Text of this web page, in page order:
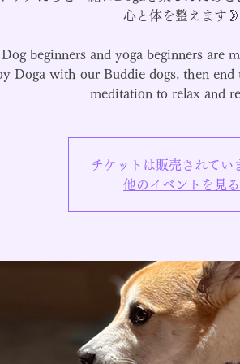
心と体を整えます🌛
Dog beginners and yoga beginners are
Doga with our Buddie dogs, then end
meditation to relax and
チケットは販売されてい
他のイベントを見る